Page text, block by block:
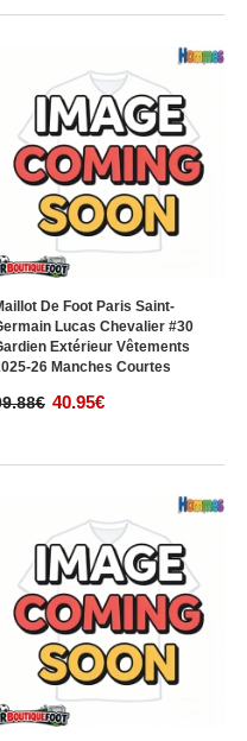
Maillot De Foot Paris Saint-
Germain Matvei Safonov #39
Gardien Troisième Vêtements
2025-26 Manches Longues
102.38€ 41.95€
Maillot De Foot Paris Saint-
Germain Lucas Chevalier #30
Gardien Extérieur Vêtements
2025-26 Manches Courtes
99.88€ 40.95€